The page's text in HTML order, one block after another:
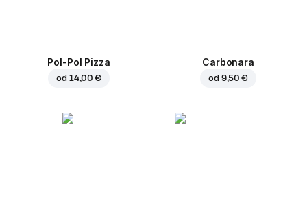
Pol-Pol Pizza
od 14,00 €
Carbonara
od 9,50 €